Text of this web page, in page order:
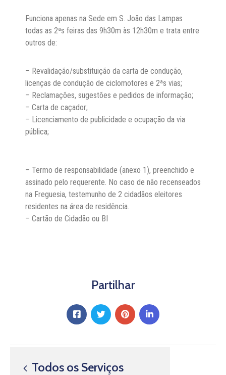
Notícias
Contactos
Funciona apenas na Sede em S. João das Lampas
todas as 2ªs feiras das 9h30m às 12h30m e trata entre
outros de:
– Revalidação/substituição da carta de condução,
licenças de condução de ciclomotores e 2ªs vias;
– Reclamações, sugestões e pedidos de informação;
– Carta de caçador;
– Licenciamento de publicidade e ocupação da via
pública;
– Termo de responsabilidade (anexo 1), preenchido e
assinado pelo requerente. No caso de não recenseados
na Freguesia, testemunho de 2 cidadãos eleitores
residentes na área de residência.
– Cartão de Cidadão ou BI
Partilhar
Todos os Serviços